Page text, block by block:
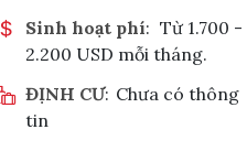
Sinh hoạt phí: Từ 1.700 -
2.200 USD mỗi tháng.
ĐỊNH CƯ: Chưa có thông
tin